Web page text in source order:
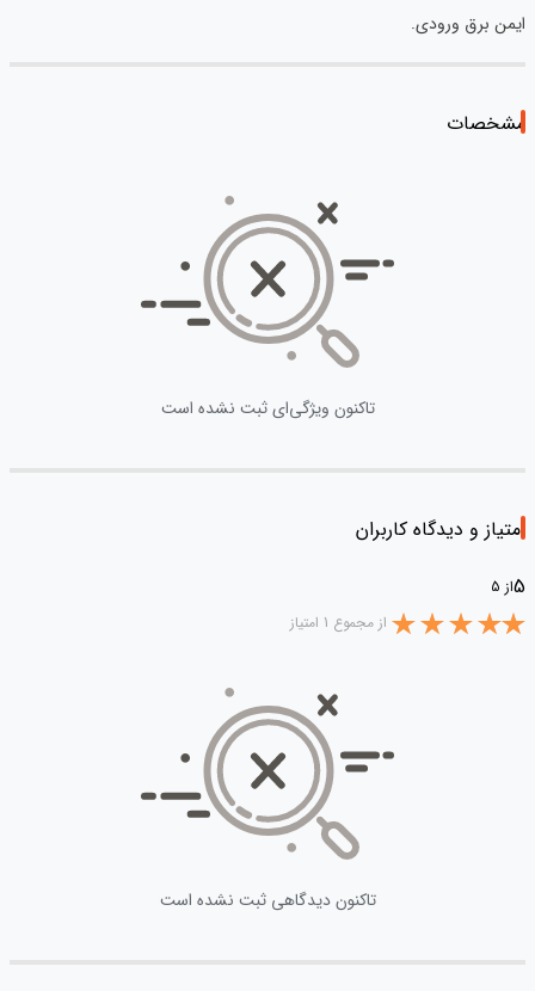
ایمن برق ورودی.
مشخصات
تاکنون ویژگی‌ای ثبت نشده است
امتیاز و دیدگاه کاربران
5از 5
از مجموع 1 امتیاز
تاکنون دیدگاهی ثبت نشده است